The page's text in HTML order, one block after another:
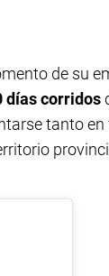
de su
días corridos
tanto